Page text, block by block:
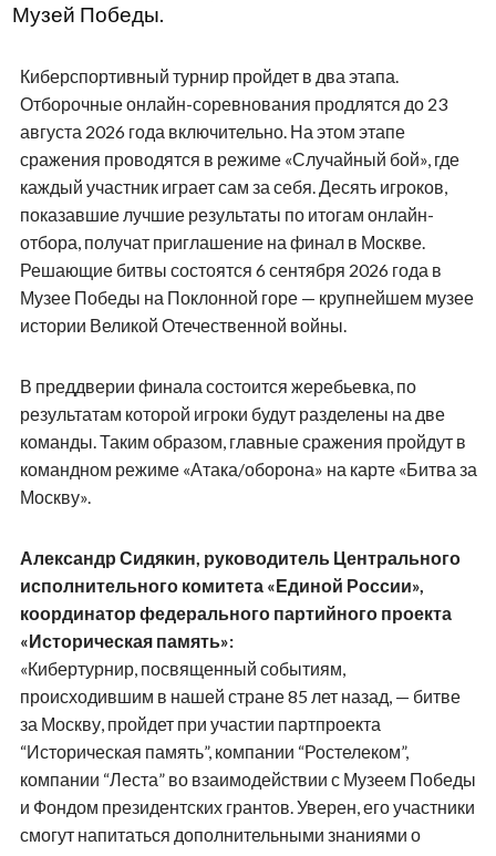
Музей Победы.
Киберспортивный турнир пройдет в два этапа.
Отборочные онлайн-соревнования продлятся до 23
августа 2026 года включительно. На этом этапе
сражения проводятся в режиме «Случайный бой», где
каждый участник играет сам за себя. Десять игроков,
показавшие лучшие результаты по итогам онлайн-
отбора, получат приглашение на финал в Москве.
Решающие битвы состоятся 6 сентября 2026 года в
Музее Победы на Поклонной горе — крупнейшем музее
истории Великой Отечественной войны.
В преддверии финала состоится жеребьевка, по
результатам которой игроки будут разделены на две
команды. Таким образом, главные сражения пройдут в
командном режиме «Атака/оборона» на карте «Битва за
Москву».
Александр Сидякин, руководитель Центрального
исполнительного комитета «Единой России»,
координатор федерального партийного проекта
«Историческая память»:
«Кибертурнир, посвященный событиям,
происходившим в нашей стране 85 лет назад, — битве
за Москву, пройдет при участии партпроекта
“Историческая память”, компании “Ростелеком”,
компании “Леста” во взаимодействии с Музеем Победы
и Фондом президентских грантов. Уверен, его участники
смогут напитаться дополнительными знаниями о